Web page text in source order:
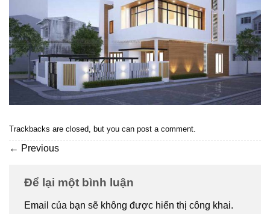
Trackbacks are closed, but you can post a comment.
← Previous
Để lại một bình luận
Email của bạn sẽ không được hiển thị công khai.